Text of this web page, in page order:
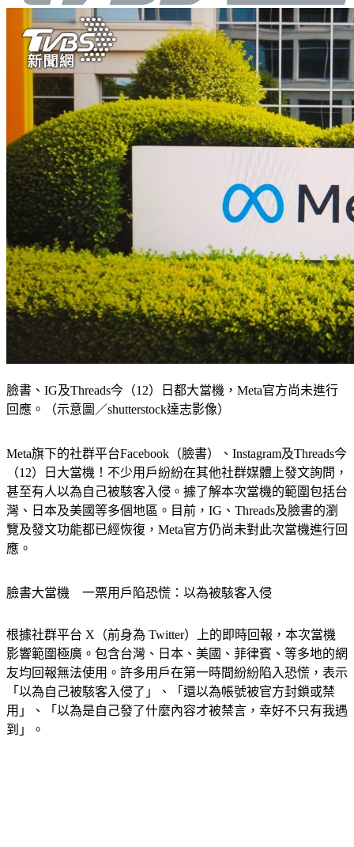
臉書、IG及Threads今（12）日都大當機，Meta官方尚未進行
回應。（示意圖／shutterstock達志影像）
Meta旗下的社群平台Facebook（臉書）、Instagram及Threads今
（12）日大當機！不少用戶紛紛在其他社群媒體上發文詢問，
甚至有人以為自己被駭客入侵。據了解本次當機的範圍包括台
灣、日本及美國等多個地區。目前，IG、Threads及臉書的瀏
覽及發文功能都已經恢復，Meta官方仍尚未對此次當機進行回
應。
臉書大當機　一票用戶陷恐慌：以為被駭客入侵
根據社群平台 X（前身為 Twitter）上的即時回報，本次當機
影響範圍極廣。包含台灣、日本、美國、菲律賓、等多地的網
友均回報無法使用。許多用戶在第一時間紛紛陷入恐慌，表示
「以為自己被駭客入侵了」、「還以為帳號被官方封鎖或禁
用」、「以為是自己發了什麼內容才被禁言，幸好不只有我遇
到」。